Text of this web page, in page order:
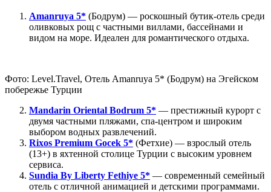
Amanruya 5* (Бодрум) — роскошный бутик-отель среди
оливковых рощ с частными виллами, бассейнами и
видом на море. Идеален для романтического отдыха.
Фото: Level.Travel, Отель Amanruya 5* (Бодрум) на Эгейском
побережье Турции
Mandarin Oriental Bodrum 5* — престижный курорт с
двумя частными пляжами, спа-центром и широким
выбором водных развлечений.
Rixos Premium Gocek 5* (Фетхие) — взрослый отель
(13+) в яхтенной столице Турции с высоким уровнем
сервиса.
Sundia By Liberty Fethiye 5* — современный семейный
отель с отличной анимацией и детскими программами.